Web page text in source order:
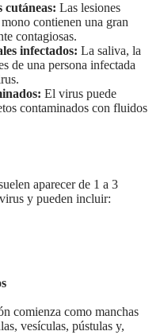
cutáneas: Las lesiones
contienen una gran
contagiosas.
infectados: La saliva, la
de una persona infectada
El virus puede
contaminados con fluidos
aparecer de 1 a 3
y pueden incluir:
comienza como manchas
vesículas, pústulas y,